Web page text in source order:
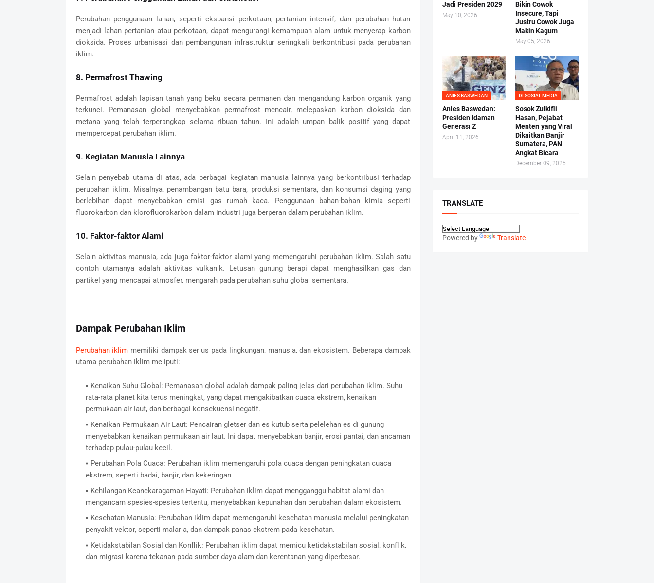
Perubahan penggunaan lahan, seperti ekspansi perkotaan, pertanian intensif, dan perubahan hutan
menjadi lahan pertanian atau perkotaan, dapat mengurangi kemampuan alam untuk menyerap karbon
dioksida. Proses urbanisasi dan pembangunan infrastruktur seringkali berkontribusi pada perubahan
iklim.
8. Permafrost Thawing
Permafrost adalah lapisan tanah yang beku secara permanen dan mengandung karbon organik yang
terkunci. Pemanasan global menyebabkan permafrost mencair, melepaskan karbon dioksida dan
metana yang telah terperangkap selama ribuan tahun. Ini adalah umpan balik positif yang dapat
mempercepat perubahan iklim.
9. Kegiatan Manusia Lainnya
Selain penyebab utama di atas, ada berbagai kegiatan manusia lainnya yang berkontribusi terhadap
perubahan iklim. Misalnya, penambangan batu bara, produksi sementara, dan konsumsi daging yang
berlebihan dapat menyebabkan emisi gas rumah kaca. Penggunaan bahan-bahan kimia seperti
fluorokarbon dan klorofluorokarbon dalam industri juga berperan dalam perubahan iklim.
10. Faktor-faktor Alami
Selain aktivitas manusia, ada juga faktor-faktor alami yang memengaruhi perubahan iklim. Salah satu
contoh utamanya adalah aktivitas vulkanik. Letusan gunung berapi dapat menghasilkan gas dan
partikel yang mencapai atmosfer, mengarah pada perubahan suhu global sementara.
Dampak Perubahan Iklim
Perubahan iklim memiliki dampak serius pada lingkungan, manusia, dan ekosistem. Beberapa dampak
utama perubahan iklim meliputi:
Kenaikan Suhu Global: Pemanasan global adalah dampak paling jelas dari perubahan iklim. Suhu
rata-rata planet kita terus meningkat, yang dapat mengakibatkan cuaca ekstrem, kenaikan
permukaan air laut, dan berbagai konsekuensi negatif.
Kenaikan Permukaan Air Laut: Pencairan gletser dan es kutub serta pelelehan es di gunung
menyebabkan kenaikan permukaan air laut. Ini dapat menyebabkan banjir, erosi pantai, dan ancaman
terhadap pulau-pulau kecil.
Perubahan Pola Cuaca: Perubahan iklim memengaruhi pola cuaca dengan peningkatan cuaca
ekstrem, seperti badai, banjir, dan kekeringan.
Kehilangan Keanekaragaman Hayati: Perubahan iklim dapat mengganggu habitat alami dan
mengancam spesies-spesies tertentu, menyebabkan kepunahan dan perubahan dalam ekosistem.
Kesehatan Manusia: Perubahan iklim dapat memengaruhi kesehatan manusia melalui peningkatan
penyakit vektor, seperti malaria, dan dampak panas ekstrem pada kesehatan.
Ketidakstabilan Sosial dan Konflik: Perubahan iklim dapat memicu ketidakstabilan sosial, konflik,
dan migrasi karena tekanan pada sumber daya alam dan kerentanan yang diperbesar.
Jadi Presiden 2029
May 10, 2026
Bikin Cowok
Insecure, Tapi
Justru Cowok Juga
Makin Kagum
May 05, 2026
ANIES BASWEDAN
Anies Baswedan:
Presiden Idaman
Generasi Z
April 11, 2026
DI SOSIAL MEDIA
Sosok Zulkifli
Hasan, Pejabat
Menteri yang Viral
Dikaitkan Banjir
Sumatera, PAN
Angkat Bicara
December 09, 2025
TRANSLATE
Powered by Translate